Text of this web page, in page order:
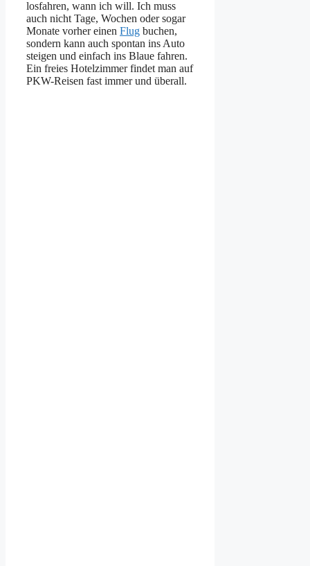
losfahren, wann ich will. Ich muss
auch nicht Tage, Wochen oder sogar
Monate vorher einen Flug buchen,
sondern kann auch spontan ins Auto
steigen und einfach ins Blaue fahren.
Ein freies Hotelzimmer findet man auf
PKW-Reisen fast immer und überall.